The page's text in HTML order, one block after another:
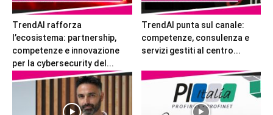
TrendAI rafforza
l’ecosistema: partnership,
competenze e innovazione
per la cybersecurity del...
TrendAI punta sul canale:
competenze, consulenza e
servizi gestiti al centro...